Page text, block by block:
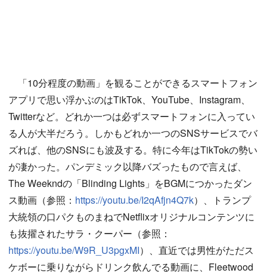
「10分程度の動画」を観ることができるスマートフォン
アプリで思い浮かぶのはTikTok、YouTube、Instagram、
Twitterなど。どれか一つは必ずスマートフォンに入ってい
る人が大半だろう。しかもどれか一つのSNSサービスでバ
ズれば、他のSNSにも波及する。特に今年はTikTokの勢い
が凄かった。パンデミック以降バズったもので言えば、
The Weekndの「Blinding Lights」をBGMにつかったダン
ス動画（参照： https://youtu.be/I2qAfjn4Q7k）、トランプ
大統領の口パクものまねでNetflixオリジナルコンテンツに
も抜擢されたサラ・クーパー（参照：
https://youtu.be/W9R_U3pgxMI）、直近では男性がただス
ケボーに乗りながらドリンク飲んでる動画に、Fleetwood